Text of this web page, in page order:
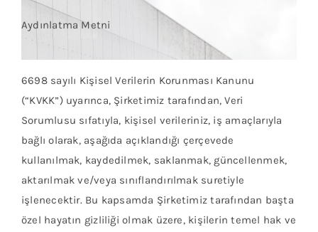
Aydınlatma Metni
6698 sayılı Kişisel Verilerin Korunması Kanunu
(“KVKK”) uyarınca, Şirketimiz tarafından, Veri
Sorumlusu sıfatıyla, kişisel verileriniz, iş amaçlarıyla
bağlı olarak, aşağıda açıklandığı çerçevede
kullanılmak, kaydedilmek, saklanmak, güncellenmek,
aktarılmak ve/veya sınıflandırılmak suretiyle
işlenecektir. Bu kapsamda Şirketimiz tarafından başta
özel hayatın gizliliği olmak üzere, kişilerin temel hak ve